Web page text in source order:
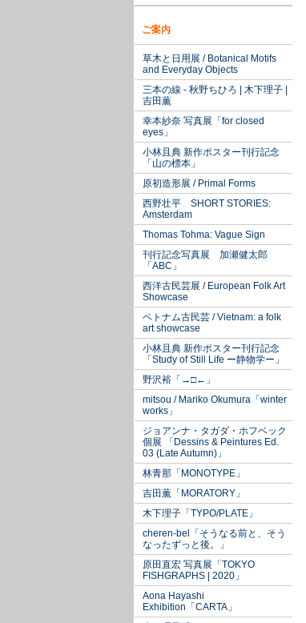
ご案内
草木と日用展 / Botanical Motifs
and Everyday Objects
三本の線 - 秋野ちひろ | 木下理子 |
吉田薫
幸本紗奈 写真展「for closed
eyes」
小林且典 新作ポスター刊行記念
「山の標本」
原初造形展 / Primal Forms
西野壮平 SHORT STORIES:
Amsterdam
Thomas Tohma: Vague Sign
刊行記念写真展 加瀬健太郎
「ABC」
西洋古民芸展 / European Folk Art
Showcase
ベトナム古民芸 / Vietnam: a folk
art showcase
小林且典 新作ポスター刊行記念
「Study of Still Life ー静物学ー」
野沢裕「→□←」
mitsou / Mariko Okumura「winter
works」
ジョアンナ・タガダ・ホフベック
個展 「Dessins & Peintures Ed.
03 (Late Autumn)」
林青那「MONOTYPE」
吉田薫「MORATORY」
木下理子「TYPO/PLATE」
cheren-bel「そうなる前と、そう
なったずっと後。」
原田直宏 写真展「TOKYO
FISHGRAPHS | 2020」
Aona Hayashi
Exhibition「CARTA」